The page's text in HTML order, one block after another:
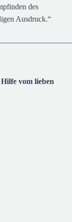
des
Ausdruck.“
vom lieben